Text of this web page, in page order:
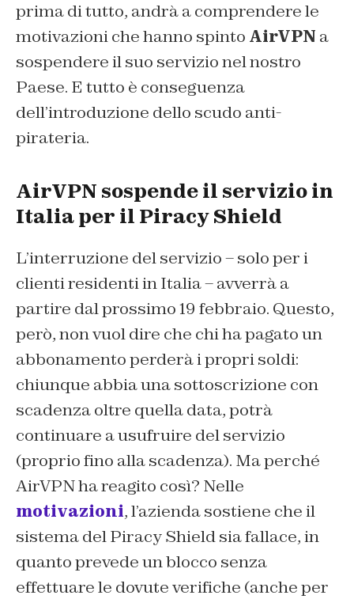
prima di tutto, andrà a comprendere le
motivazioni che hanno spinto AirVPN a
sospendere il suo servizio nel nostro
Paese. E tutto è conseguenza
dell’introduzione dello scudo anti-
pirateria.
AirVPN sospende il servizio in
Italia per il Piracy Shield
L’interruzione del servizio – solo per i
clienti residenti in Italia – avverrà a
partire dal prossimo 19 febbraio. Questo,
però, non vuol dire che chi ha pagato un
abbonamento perderà i propri soldi:
chiunque abbia una sottoscrizione con
scadenza oltre quella data, potrà
continuare a usufruire del servizio
(proprio fino alla scadenza). Ma perché
AirVPN ha reagito così? Nelle
motivazioni, l’azienda sostiene che il
sistema del Piracy Shield sia fallace, in
quanto prevede un blocco senza
effettuare le dovute verifiche (anche per